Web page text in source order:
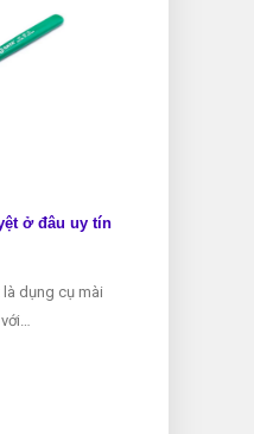
ở đâu uy tín
dụng cụ mài